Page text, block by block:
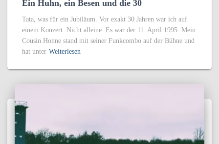
Ein Huhn, ein Besen und die 30
Tata, was für ein Jubiläum. Vor exakt 30 Jahren war ich auf
einem Konzert. Nicht alleine. Es war der 11. April 1995. Mein
Cousin Honne stand mit seiner Funkcombo auf der Bühne und
hat unter Weiterlesen